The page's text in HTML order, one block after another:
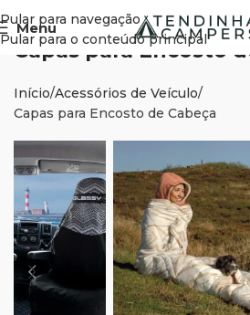
Pular para navegação
Pular para o conteúdo principal
Menu
Capas para Encosto
Início Acessórios de Veículo
Capas para Encosto de Cabeça